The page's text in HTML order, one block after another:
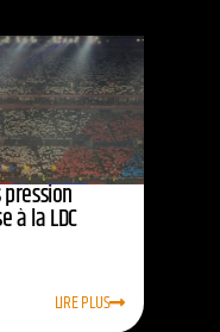
pression
à la LDC
LIRE PLUS